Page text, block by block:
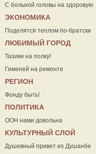
С больной головы на здоровую
ЭКОНОМИКА
Поделятся теплом по-братски
ЛЮБИМЫЙ ГОРОД
Тазики на полку!
Гименей на ремонте
РЕГИОН
Фонду быть!
ПОЛИТИКА
ООН нами довольна
КУЛЬТУРНЫЙ СЛОЙ
Душевный привет из Душанбе